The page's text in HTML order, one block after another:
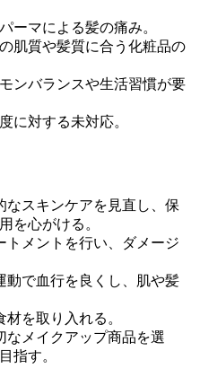
ーマによる髪の痛み。
肌質や髪質に合う化粧品の
ンバランスや生活習慣が要
に対する未対応。
なスキンケアを見直し、保
を心がける。
トメントを行い、ダメージ
動で血行を良くし、肌や髪
を取り入れる。
なメイクアップ商品を選
指す。